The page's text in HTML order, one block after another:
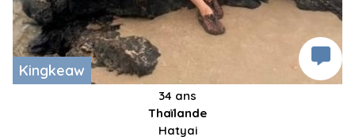
Kingkeaw
34 ans
Thaïlande
Hatyai